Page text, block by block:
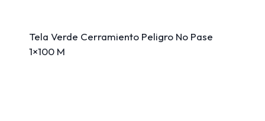
Tela Verde Cerramiento Peligro No Pase
1×100 M